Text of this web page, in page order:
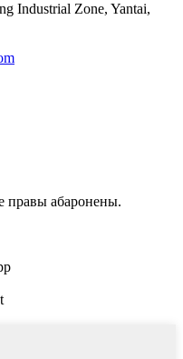
Industrial Zone, Yantai,
правы абаронены.